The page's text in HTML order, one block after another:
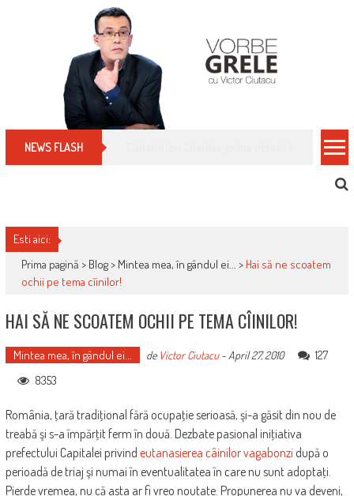
NEWS FLASH Cum îți schimbi, rapid, gratuit și eficient,
Esti aici:
Prima pagină > Blog> Mintea mea, în gândul ei... > Hai să ne scoatem
ochii pe tema cîinilor!
HAI SĂ NE SCOATEM OCHII PE TEMA CÎINILOR!
Mintea mea, în gândul ei... de Victor Ciutacu-April 27, 2010
127
8353
România, ţară tradiţional fără ocupaţie serioasă, şi-a găsit din nou de
treabă şi s-a împărţit ferm în două. Dezbate pasional iniţiativa
prefectului Capitalei privind eutanasierea câinilor vagabonzi după o
perioadă de triaj şi numai în eventualitatea în care nu sunt adoptaţi.
Pierde vremea, nu că asta ar fi vreo noutate. Propunerea nu va deveni,